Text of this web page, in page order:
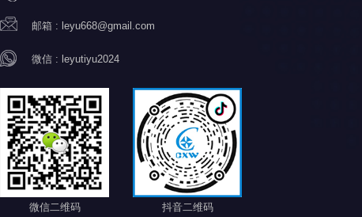
邮箱 : leyu668@gmail.com
微信 : leyutiyu2024
微信二维码 抖音二维码